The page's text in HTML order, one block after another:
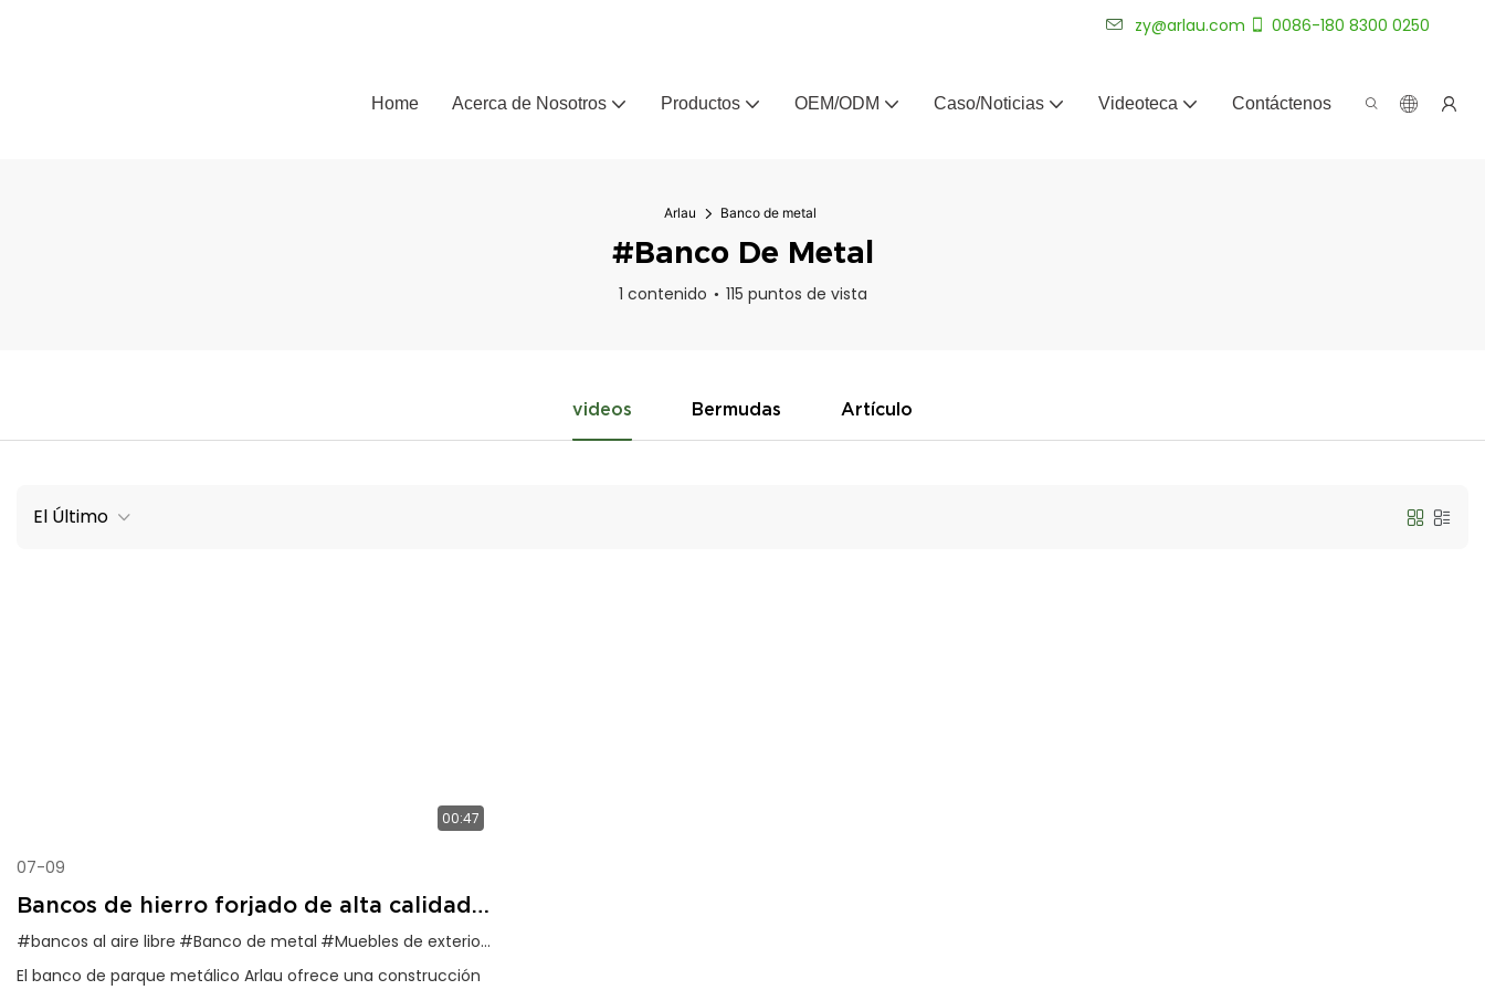
zy@arlau.com 0086-180 8300 0250
Home Acerca de Nosotros Productos OEM/ODM Caso/Noticias Videoteca Contáctenos
Arlau Banco de metal
#Banco De Metal
1 contenido 115 puntos de vista
videos Bermudas Artículo
El Último
00:47
07-09
Bancos de hierro forjado de alta calidad
para exteriores, ideales para parques.
#bancos al aire libre #Banco de metal #Muebles de exterior
El banco de parque metálico Arlau ofrece una construcción